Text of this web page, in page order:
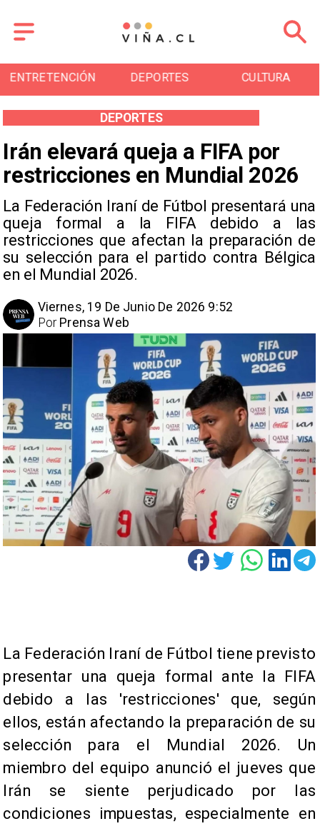
ENTRETENCIÓN DEPORTES CULTURA
Irán elevará queja a FIFA por
restricciones en Mundial 2026
La Federación Iraní de Fútbol presentará una
queja formal a la FIFA debido a las
restricciones que afectan la preparación de
su selección para el partido contra Bélgica
en el Mundial 2026.
DEPORTES
Viernes, 19 De Junio De 2026 9:52
Prensa Web
Por
La Federación Iraní de Fútbol tiene previsto
presentar una queja formal ante la FIFA
debido a las 'restricciones' que, según
ellos, están afectando la preparación de su
selección para el Mundial 2026. Un
miembro del equipo anunció el jueves que
Irán se siente perjudicado por las
condiciones impuestas, especialmente en